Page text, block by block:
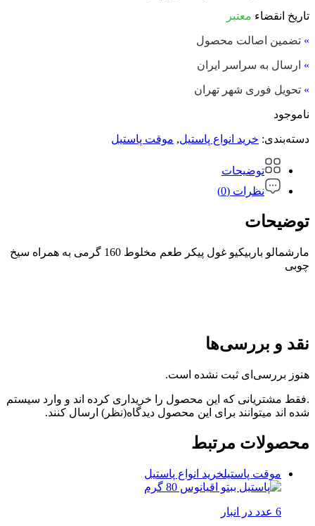
تاریخ انقضاء معتبر
» تضمین اصالت محصول
» ارسال به سراسر ایران
» تحویل فوری شهر تهران
ناموجود
دسته‌بندی: خرید انواع پاستیل, موقت پاستیل
توضیحات
نظرات (0)
توضیحات
مارشمالو باربیکیو غول پیکر طعم مخلوط 160 گرمی به همراه سیخ
چوبی
نقد و بررسی‌ها
هنوز بررسی‌ای ثبت نشده است.
.فقط مشتریانی که این محصول را خریداری کرده اند و وارد سیستم
شده اند میتوانند برای این محصول دیدگاه(نظر) ارسال کنند.
محصولات مرتبط
موقت پاستیلخرید انواع پاستیل
6 عدد در انبار